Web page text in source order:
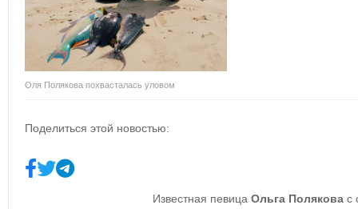
Оля Полякова похвасталась уловом
Поделиться этой новостью:
Известная певица Ольга Полякова с